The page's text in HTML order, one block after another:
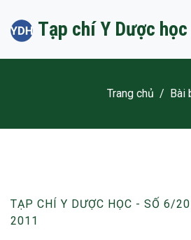
Tạp chí Y Dược học
Trang chủ / Bài
TẠP CHÍ Y DƯỢC HỌC - SỐ 6/
2011